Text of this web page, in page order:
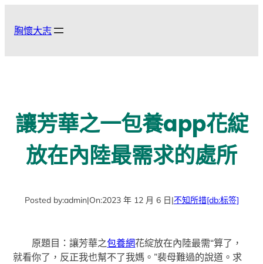
胸懷大志
讓芳華之一包養app花綻
放在內陸最需求的處所
Posted by:admin|On:2023 年 12 月 6 日|不知所措[db:标签]
原題目：讓芳華之包養網花綻放在內陸最需“算了，
就看你了，反正我也幫不了我媽。”裴母難過的說道。求